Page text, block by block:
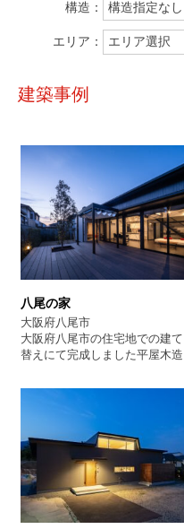
構造：
エリア：
建築事例
八尾の家
大阪府八尾市
大阪府八尾市の住宅地での建て
替えにて完成しました平屋木造
をとり天井高く気持ち良い広が
まいで、リビングを挟んでそれ
ぞれのプライベート空間を設計
しております。各寝室には洗
面、トイレ等をそれぞれ配置し
ホテルライクな住まいとなって
います。デザインは和モダンに